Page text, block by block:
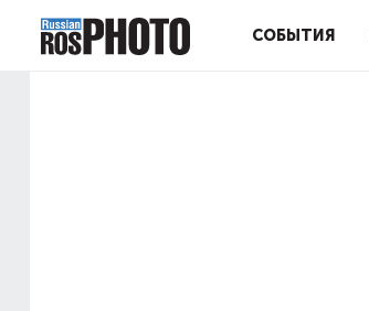
СОБЫТИЯ